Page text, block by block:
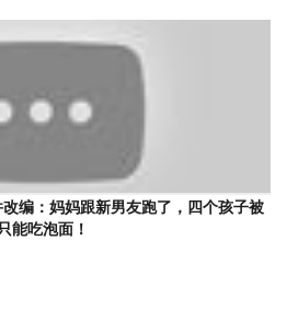
改编：妈妈跟新男友跑了，四个孩子被
能吃泡面！